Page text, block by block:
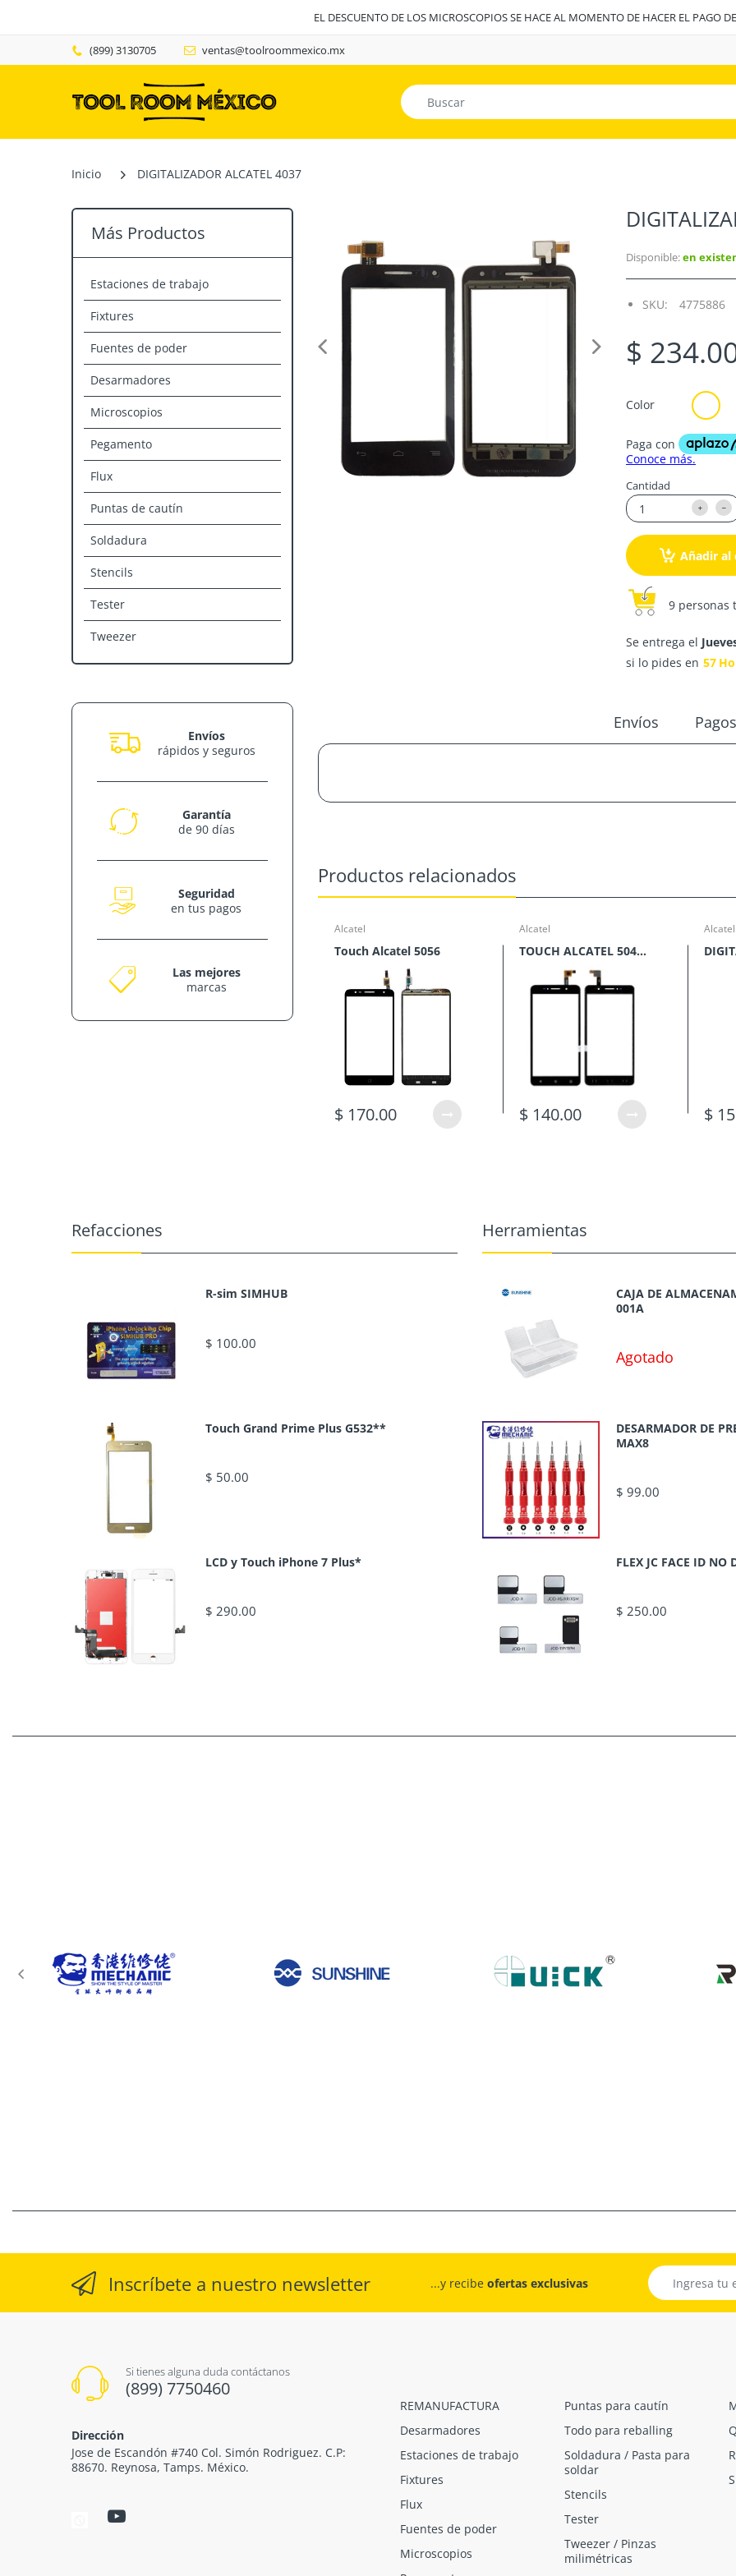
EL DESCUENTO DE LOS MICROSCOPIOS SE HACE AL MOMENTO DE HACER EL PAGO
(899) 3130705 ventas@toolroommexico.mx
Inicio DIGITALIZADOR ALCATEL 4037
Más Productos
Estaciones de trabajo
Fixtures
Fuentes de poder
Desarmadores
Microscopios
Pegamento
Flux
Puntas de cautín
Soldadura
Stencils
Tester
Tweezer
Envíos
rápidos y seguros
Garantía
de 90 días
Seguridad
en tus pagos
Las mejores
marcas
Disponible:en
SKU: 4775886
$
Color
Cantidad
Añadir al
9 personas
Se entrega el
si lo pides en 57
Envíos Pagos
Productos relacionados
Alcatel
Touch Alcatel 5056
$ 170.00
Alcatel
TOUCH ALCATEL 5044R V.D.
$ 140.00
Alcatel
$
Refacciones
R-sim SIMHUB
$ 100.00
Touch Grand Prime Plus G532**
$ 50.00
LCD y Touch iPhone 7 Plus*
$ 290.00
Herramientas
CAJA DE
001A
Agotado
DESARMADOR DE
MAX8
$ 99.00
FLEX JC FACE ID NO
$ 250.00
Inscríbete a nuestro newsletter ...y recibe ofertas exclusivas
Si tienes alguna duda contáctanos
(899) 7750460
Dirección
Jose de Escandón #740 Col. Simón Rodriguez. C.P:
88670. Reynosa, Tamps. México.
REMANUFACTURA
Desarmadores
Estaciones de trabajo
Fixtures
Flux
Fuentes de poder
Microscopios
Puntas para cautín
Todo para reballing
Soldadura / Pasta para
soldar
Stencils
Tester
Tweezer / Pinzas
milimétricas